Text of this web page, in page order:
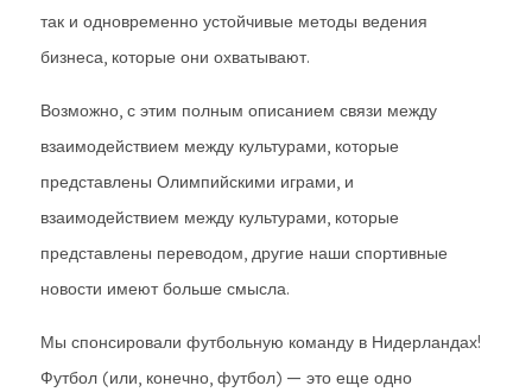
так и одновременно устойчивые методы ведения
бизнеса, которые они охватывают.
Возможно, с этим полным описанием связи между
взаимодействием между культурами, которые
представлены Олимпийскими играми, и
взаимодействием между культурами, которые
представлены переводом, другие наши спортивные
новости имеют больше смысла.
Мы спонсировали футбольную команду в Нидерландах!
Футбол (или, конечно, футбол) — это еще одно